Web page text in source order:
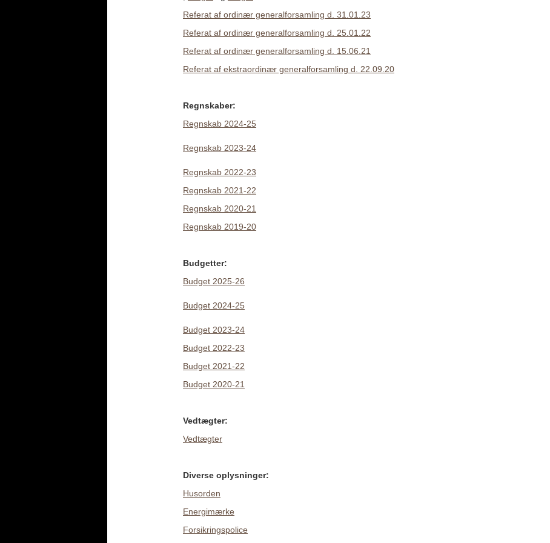
Referat af ordinær generalforsamling d. 31.01.23
Referat af ordinær generalforsamling d. 25.01.22
Referat af ordinær generalforsamling d. 15.06.21
Referat af ekstraordinær generalforsamling d. 22.09.20
Regnskaber:
Regnskab 2024-25
Regnskab 2023-24
Regnskab 2022-23
Regnskab 2021-22
Regnskab 2020-21
Regnskab 2019-20
Budgetter:
Budget 2025-26
Budget 2024-25
Budget 2023-24
Budget 2022-23
Budget 2021-22
Budget 2020-21
Vedtægter:
Vedtægter
Diverse oplysninger:
Husorden
Energimærke
Forsikringspolice